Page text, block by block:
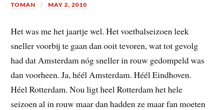
TOMAN MAY 2, 2010
Het was me het jaartje wel. Het voetbalseizoen leek
sneller voorbij te gaan dan ooit tevoren, wat tot gevolg
had dat Amsterdam nóg sneller in rouw gedompeld was
dan voorheen. Ja, héél Amsterdam. Héél Eindhoven.
Héel Rotterdam. Nou ligt heel Rotterdam het hele
seizoen al in rouw maar dan hadden ze maar fan moeten